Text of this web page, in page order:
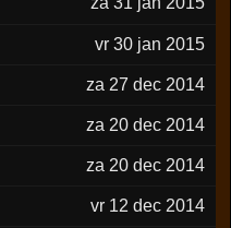
vr 30 jan 2015
za 27 dec 2014
za 20 dec 2014
za 20 dec 2014
vr 12 dec 2014